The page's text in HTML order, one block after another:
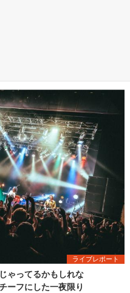
ライブレポート
ゃってるかもしれな
フにした一夜限り